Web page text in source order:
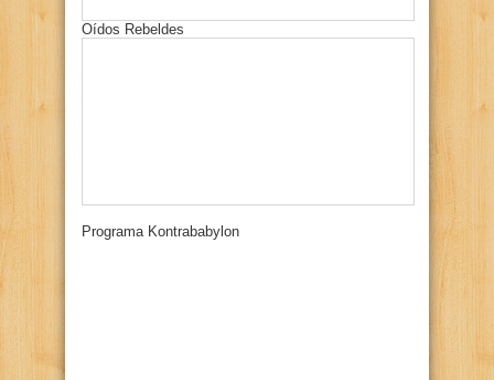
Oídos Rebeldes
Programa Kontrababylon